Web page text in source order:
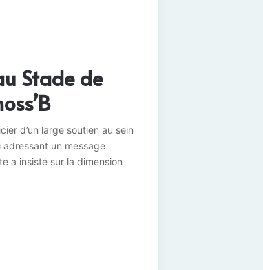
Stade de
d’un large soutien au sein
adressant un message
a insisté sur la dimension